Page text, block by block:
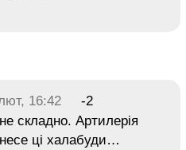
16:42
-2
складно. Артилерія
ці халабуди…